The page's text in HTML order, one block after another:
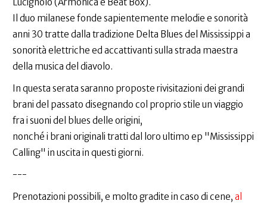
Il duo milanese fonde sapientemente melodie e sonorità
anni 30 tratte dalla tradizione Delta Blues del Mississippi a
sonorità elettriche ed accattivanti sulla strada maestra
della musica del diavolo.
In questa serata saranno proposte rivisitazioni dei grandi
brani del passato disegnando col proprio stile un viaggio
fra i suoni del blues delle origini,
nonché i brani originali tratti dal loro ultimo ep "Mississippi
Calling" in uscita in questi giorni.
---
Prenotazioni possibili, e molto gradite in caso di cene, al